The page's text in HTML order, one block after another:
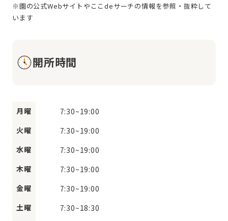
※園の公式Webサイトやここdeサーチの情報を参照・抜粋して
開所時間
月曜 7:30~19:00
火曜
7:30~19:00
水曜
7:30~19:00
木曜
7:30~19:00
金曜
7:30~19:00
土曜
7:30~18:30